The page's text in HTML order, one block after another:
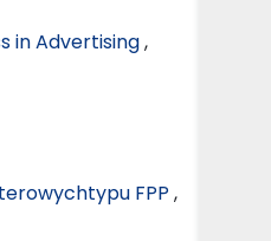
in Advertising,
FPP ,